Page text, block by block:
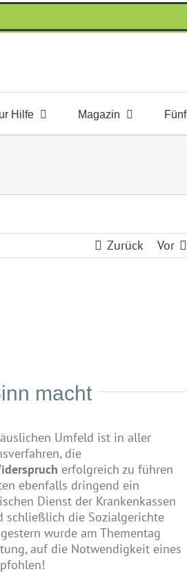
Hilfe Magazin
Zurück Vor
macht
Umfeld ist in aller
die
erfolgreich zu führen
ebenfalls dringend ein
Dienst der Krankenkassen
schließlich die Sozialgerichte
wurde am Thementag
auf die Notwendigkeit eines